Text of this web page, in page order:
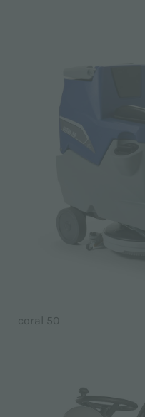
coral 50